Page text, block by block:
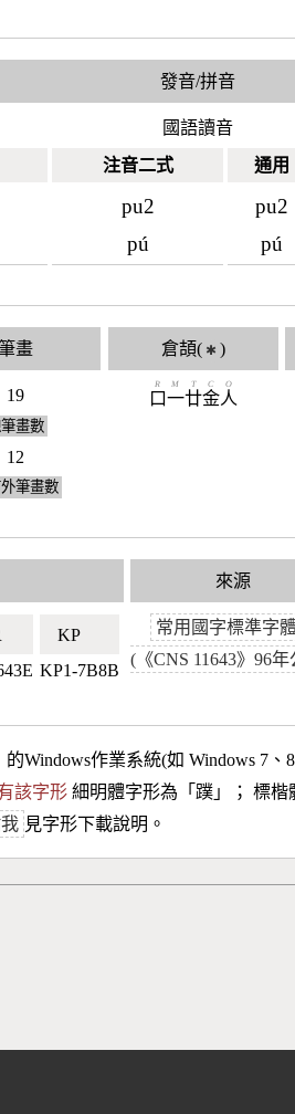
發音/拼音
國語讀音
注音二式 通用
pu2
pú
pu2
pú
畫
19
畫數
12
筆畫數
倉頡( ✱ )
口
R
一
M
廿
T
金
C
人
O
KP🇰🇵
KP1-7B8B
來源
常用國字標準字
(《CNS 11643》96年
的Windows作業系統(如 Windows 7、
該字形 細明體字形為「 蹼 」； 標楷
見字形下載說明。